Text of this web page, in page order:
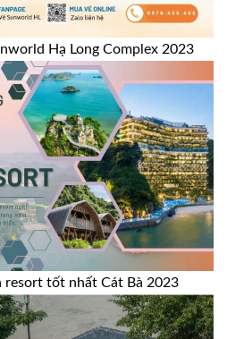
Hạ Long Complex 2023
resort tốt nhất Cát Bà 2023